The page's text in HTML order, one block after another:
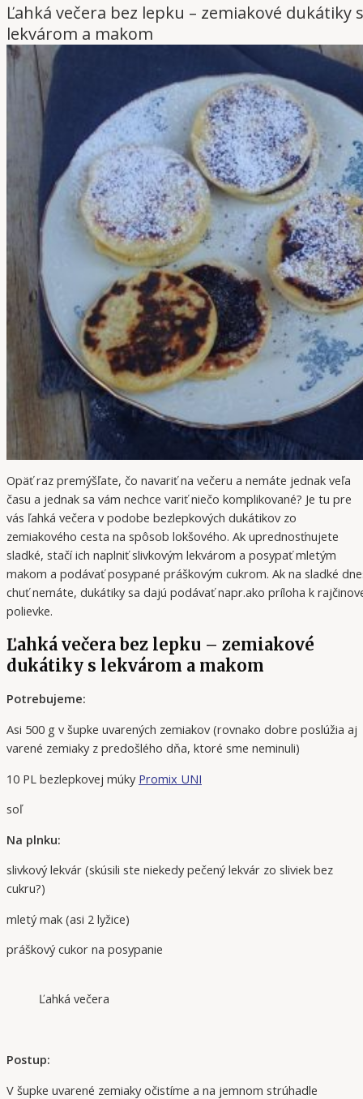
Ľahká večera bez lepku – zemiakové dukátiky s
lekvárom a makom
Opäť raz premýšľate, čo navariť na večeru a nemáte jednak veľa
času a jednak sa vám nechce variť niečo komplikované? Je tu pre
vás ľahká večera v podobe bezlepkových dukátikov zo
zemiakového cesta na spôsob lokšového. Ak uprednosťnujete
sladké, stačí ich naplniť slivkovým lekvárom a posypať mletým
makom a podávať posypané práškovým cukrom. Ak na sladké
chuť nemáte, dukátiky sa dajú podávať napr.ako príloha k
polievke.
Ľahká večera bez lepku – zemiakové
dukátiky s lekvárom a makom
Potrebujeme:
Asi 500 g v šupke uvarených zemiakov (rovnako dobre poslúžia aj
varené zemiaky z predošlého dňa, ktoré sme neminuli)
10 PL bezlepkovej múky Promix UNI
soľ
Na plnku:
slivkový lekvár (skúsili ste niekedy pečený lekvár zo sliviek bez
cukru?)
mletý mak (asi 2 lyžice)
práškový cukor na posypanie
Ľahká večera
Postup:
V šupke uvarené zemiaky očistíme a na jemnom strúhadle